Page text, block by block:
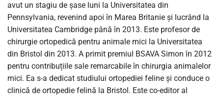
avut un stagiu de șase luni la Universitatea din
Pennsylvania, revenind apoi în Marea Britanie și lucrând la
Universitatea Cambridge până în 2013. Este profesor de
chirurgie ortopedică pentru animale mici la Universitatea
din Bristol din 2013. A primit premiul BSAVA Simon în 2012
pentru contribuțiile sale remarcabile în chirurgia animalelor
mici. Ea s-a dedicat studiului ortopediei feline și conduce o
clinică de ortopedie felină la Bristol. Este co-editor al